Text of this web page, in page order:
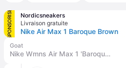
SPONSORISÉ
Nordicsneakers
Livraison gratuite
Nike Air Max 1 Baroque Brown
Goat
Nike Wmns Air Max 1 'Baroque Brown' | Gris | US 6F